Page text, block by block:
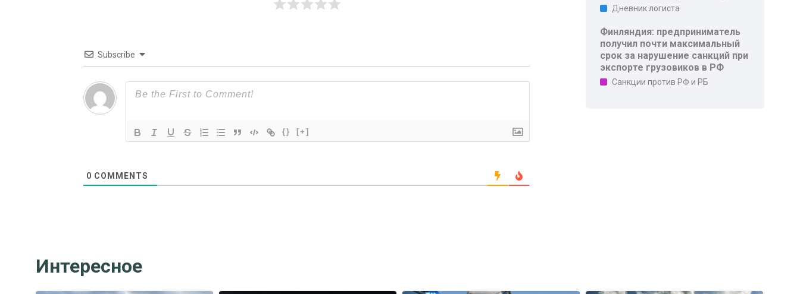
Subscribe
{} [+]
0 COMMENTS
Дневник логиста
Финляндия: предприниматель
получил почти максимальный
срок за нарушение санкций при
экспорте грузовиков в РФ
Санкции против РФ и РБ
Интересное